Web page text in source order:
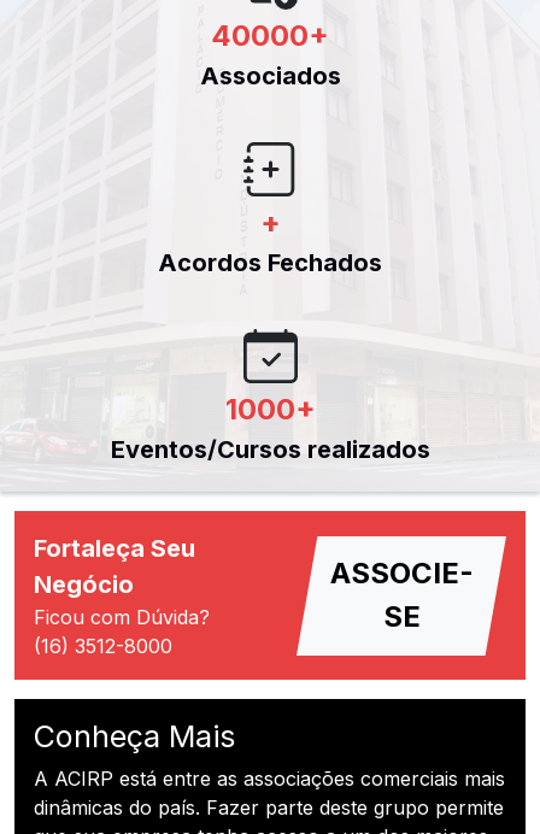
40000+
Associados
+
Acordos Fechados
1000+
Eventos/Cursos realizados
Fortaleça Seu
Negócio
Ficou com Dúvida?
(16) 3512-8000
ASSOCIE-
SE
Conheça Mais
A ACIRP está entre as associações comerciais mais
dinâmicas do país. Fazer parte deste grupo permite